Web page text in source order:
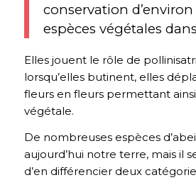
conservation d’environ
espèces végétales
Elles jouent le rôle de
lorsqu’elles butinent, elles
fleurs en fleurs permettant
végétale.
De nombreuses espèces
aujourd’hui notre terre, mais il
d’en différencier deux